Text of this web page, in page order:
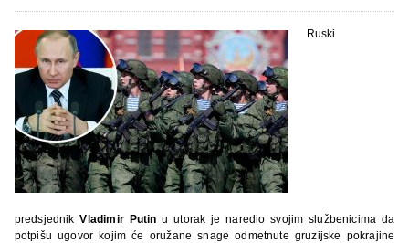
Ruski
predsjednik Vladimir Putin u utorak je naredio svojim službenicima da
potpišu ugovor kojim će oružane snage odmetnute gruzijske pokrajine